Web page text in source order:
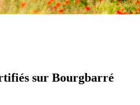
sur Bourgbarré